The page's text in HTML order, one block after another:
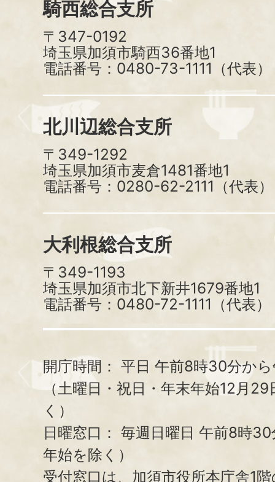
騎西総合支所
〒347-0192
埼玉県加須市騎西36番地1
電話番号：0480-73-1111（代表）
北川辺総合支所
〒349-1292
埼玉県加須市麦倉1481番地1
電話番号：0280-62-2111（代表）
大利根総合支所
〒349-1193
埼玉県加須市北下新井1679番地1
電話番号：0480-72-1111（代表）
開庁時間： 平日 午前8時30分か
（土曜日・祝日・年末年始12月
く）
日曜窓口： 毎週日曜日 午前8時
年始を除く）
受付窓口は、加須市役所本庁舎1